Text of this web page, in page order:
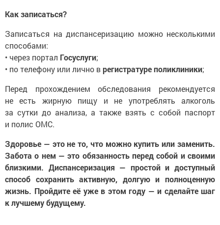
Как записаться?
Записаться на диспансеризацию можно несколькими
способами:
• через портал Госуслуги;
• по телефону или лично врегистратуре поликлиники;
Перед прохождением обследования рекомендуется
не есть жирную пищу и не употреблять алкоголь
за сутки до анализа, а также взять с собой паспорт
и полис ОМС.
Здоровье — это не то, что можно купить или заменить.
Забота о нем — это обязанность перед собой и своими
близкими. Диспансеризация — простой и доступный
способ сохранить активную, долгую и полноценную
жизнь. Пройдите её уже в этом году — и сделайте шаг
к лучшему будущему.